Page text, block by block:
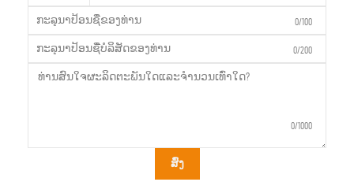
0/100
0/200
0/1000
ສົ່ງ